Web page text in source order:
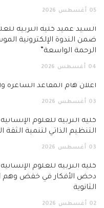
05 أغسطس 2026
السيد عميد كلية التربية
ضمن الندوة الإلكترونية
الرحمة الواسعة”
04 أغسطس 2026
اعلان هام المقاعد الشاغرة
03 أغسطس 2026
كلية التربية للعلوم
التنظيم الذاتي لتنمية
03 أغسطس 2026
كلية التربية للعلوم
دحض الأفكار في خفض وهم
الثانوية
02 أغسطس 2026